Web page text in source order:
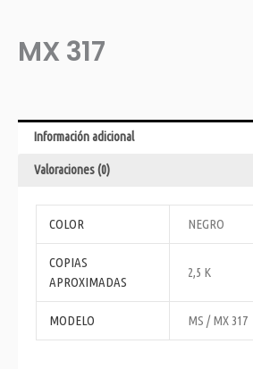
MX 317
Información adicional
Valoraciones (0)
COLOR NEGRO
COPIAS
APROXIMADAS
2,5 K
MODELO MS / MX 317